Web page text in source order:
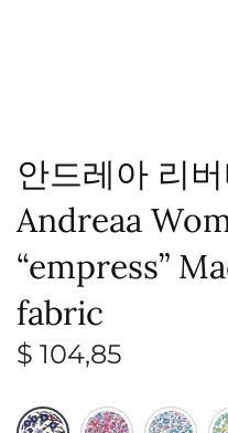
안드레아 리
Andreaa
“empress”
fabric
$ 104,85